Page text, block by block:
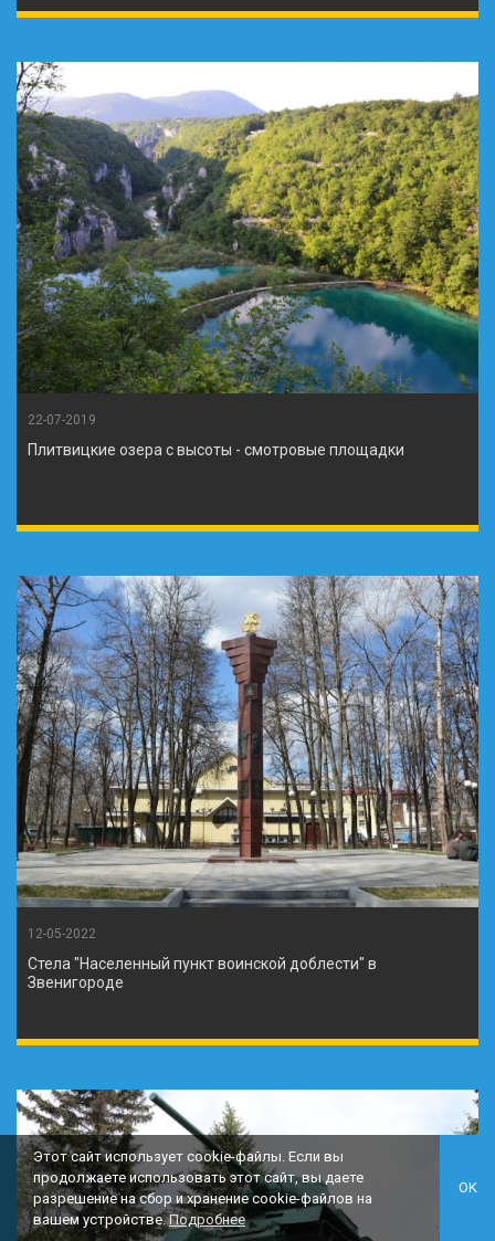
22-07-2019
Плитвицкие озера с высоты - смотровые площадки
12-05-2022
Стела "Населенный пункт воинской доблести" в
Звенигороде
Этот сайт использует cookie-файлы. Если вы
продолжаете использовать этот сайт, вы даете
разрешение на сбор и хранение cookie-файлов на
вашем устройстве.Подробнее
OK